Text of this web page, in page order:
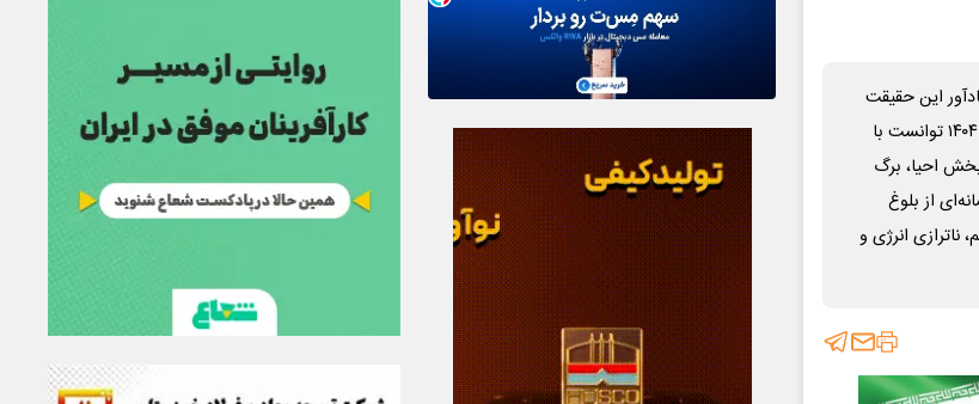
این حقیقت
است که هنوز در قلب صنایع کشور، موتور اراده می‌تپد. فولاد خوزستان در مهرماه ۱۴۰۴ توانست با
تولیدی دیگر در بخش احیا، برگ
از بلوغ
انرژی و